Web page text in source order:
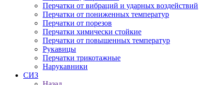
Перчатки от вибраций и ударных воздействий
Перчатки от пониженных температур
Перчатки от порезов
Перчатки химически стойкие
Перчатки от повышенных температур
Рукавицы
Перчатки трикотажные
Нарукавники
СИЗ